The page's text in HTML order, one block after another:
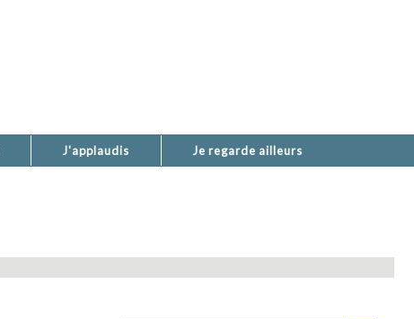
J'applaudis Je regarde ailleurs